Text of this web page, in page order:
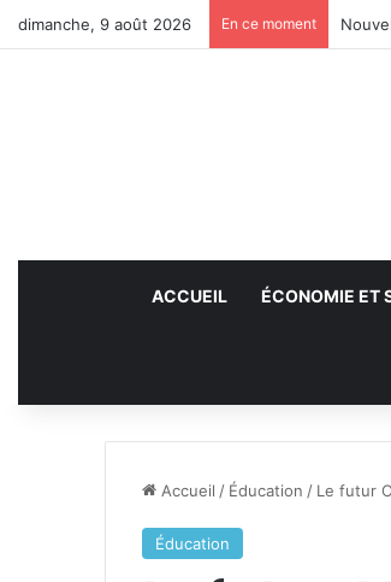
dimanche, 9 août 2026 En ce moment
ACCUEIL ÉCONOMIE ET
Accueil / Éducation / Le futur
Éducation